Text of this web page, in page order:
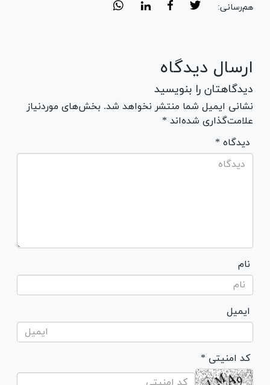
هم‌رسانی:
ارسال دیدگاه
دیدگاهتان را بنویسید
نشانی ایمیل شما منتشر نخواهد شد. بخش‌های موردنیاز
علامت‌گذاری شده‌اند *
* دیدگاه
نام
ایمیل
* کد امنیتی